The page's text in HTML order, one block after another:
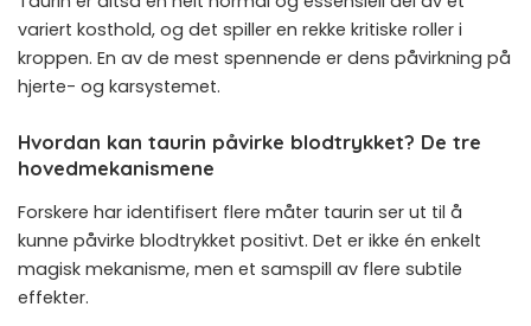
variert kosthold, og det spiller en rekke kritiske roller i
kroppen. En av de mest spennende er dens påvirkning på
hjerte- og karsystemet.
Hvordan kan taurin påvirke blodtrykket? De tre
hovedmekanismene
Forskere har identifisert flere måter taurin ser ut til å
kunne påvirke blodtrykket positivt. Det er ikke én enkelt
magisk mekanisme, men et samspill av flere subtile
effekter.